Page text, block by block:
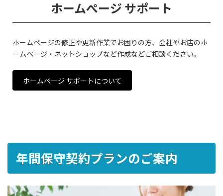
ホームぺージ サポート
ホームページの修正や更新作業でお困りの方、会社やお店のホ
ームページ・ネットショップなど作成などご相談ください。
ホームぺージ サポートについて
年間保守契約プランのご案内